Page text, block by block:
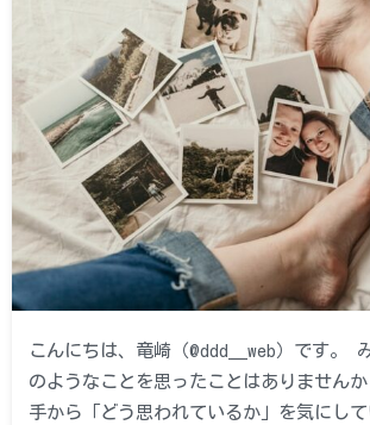
こんにちは、竜崎（@ddd__web）です。
のようなことを思ったことはありません
手から「どう思われているか」を気にし